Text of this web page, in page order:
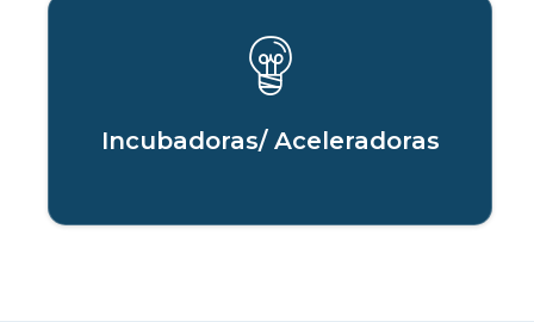
Incubadoras/ Aceleradoras